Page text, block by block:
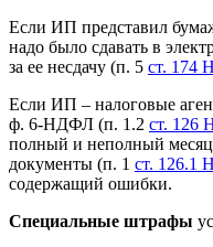
Если ИП представил
надо было сдавать в
за ее несдачу (п. 5 ст. 174
Если ИП – налоговые
ф. 6-НДФЛ (п. 1.2 ст. 126
полный и неполный
документы (п. 1 ст. 126.1
содержащий ошибки.
Специальные штрафы